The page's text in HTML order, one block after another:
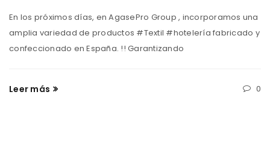
En los próximos días, en AgasePro Group , incorporamos una
amplia variedad de productos #Textil #hotelería fabricado y
confeccionado en España. !! Garantizando
Leer más 0